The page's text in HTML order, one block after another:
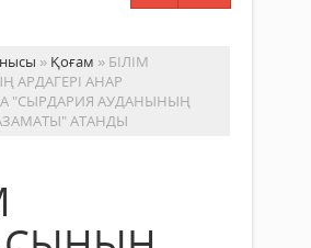
» Қоғам » БІЛІМ
АРДАГЕРІ АНАР
"СЫРДАРИЯ АУДАНЫНЫҢ
АТАНДЫ